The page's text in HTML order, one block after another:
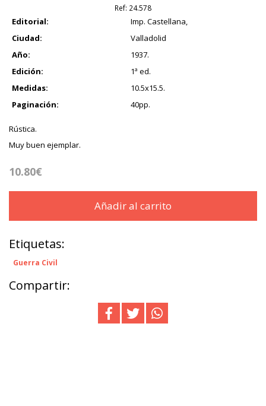
Ref: 24.578
Editorial:
Imp. Castellana,
Ciudad:
Valladolid
Año:
1937.
Edición:
1ª ed.
Medidas:
10.5x15.5.
Paginación:
40pp.
Rústica.
Muy buen ejemplar.
10.80€
Añadir al carrito
Etiquetas:
Guerra Civil
Compartir: